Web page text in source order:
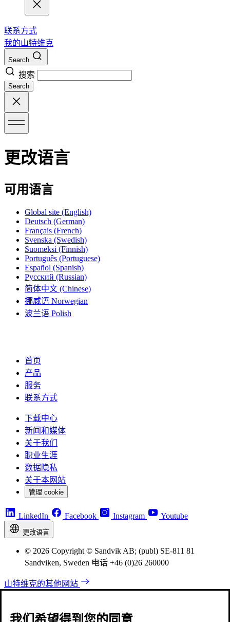
联系方式
我的山特维克
Search
搜索
Search
更改语言
可用语言
Global site (English)
Deutsch (German)
Français (French)
Svenska (Swedish)
Suomeksi (Finnish)
Português (Portuguese)
Español (Spanish)
Русский (Russian)
简体中文 (Chinese)
挪威语 Norwegian
波兰语 Polish
首页
产品
服务
联系方式
下载中心
新闻和媒体
关于我们
职业生涯
数据隐私
关于本网站
管理 cookie
LinkedIn Facebook Instagram Youtube
更改语言
© 2026 Copyright © Sandvik AB; (publ) SE-811 81
Sandviken, Sweden 电话 +46 (0)26 260000
山特维克的其他网站
我们希望得到您的同意